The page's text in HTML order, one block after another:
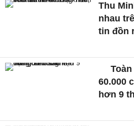
Thu
nhau
tin đồn
60.000
hơn 9